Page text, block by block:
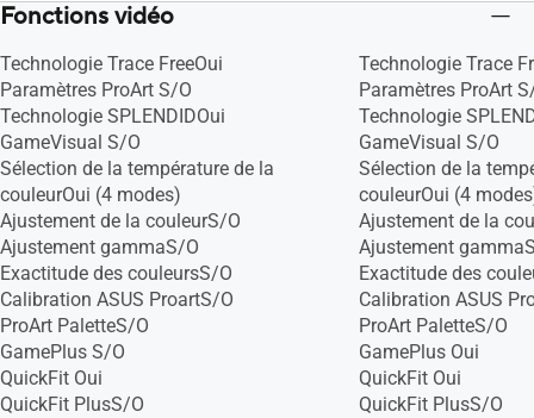
Fonctions vidéo
Technologie Trace FreeOui
Paramètres ProArt S/O
Technologie SPLENDIDOui
GameVisual S/O
Sélection de la température de la
couleurOui (4 modes)
Ajustement de la couleurS/O
Ajustement gammaS/O
Exactitude des couleursS/O
Calibration ASUS ProartS/O
ProArt PaletteS/O
GamePlus S/O
QuickFit Oui
QuickFit PlusS/O
Technologie Trace
Paramètres ProArt
Technologie
GameVisual S/O
Sélection de la
couleurOui (4
Ajustement de la
Ajustement
Exactitude des
Calibration ASUS
ProArt PaletteS/O
GamePlus Oui
QuickFit Oui
QuickFit PlusS/O